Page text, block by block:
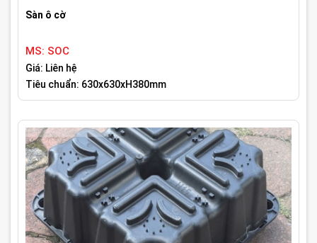
Sàn ô cờ
MS: SOC
Giá: Liên hệ
Tiêu chuẩn: 630x630xH380mm